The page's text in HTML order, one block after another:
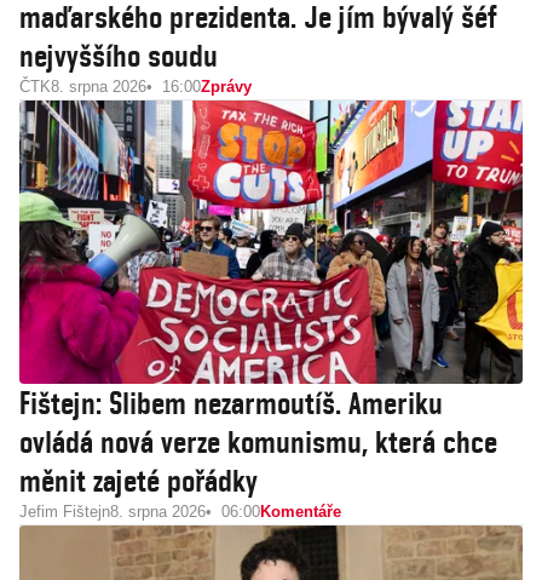
maďarského prezidenta. Je jím bývalý šéf
nejvyššího soudu
ČTK8. srpna 2026 16:00Zprávy
Fištejn: Slibem nezarmoutíš. Ameriku
ovládá nová verze komunismu, která chce
měnit zajeté pořádky
Jefim Fištejn8. srpna 2026 06:00Komentáře